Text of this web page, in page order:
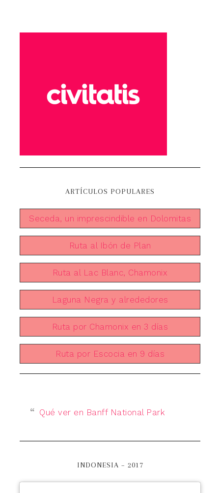
ARTÍCULOS POPULARES
Seceda, un imprescindible en Dolomitas
Ruta al Ibón de Plan
Ruta al Lac Blanc, Chamonix
Laguna Negra y alrededores
Ruta por Chamonix en 3 días
Ruta por Escocia en 9 días
Qué ver en Banff National Park
INDONESIA – 2017